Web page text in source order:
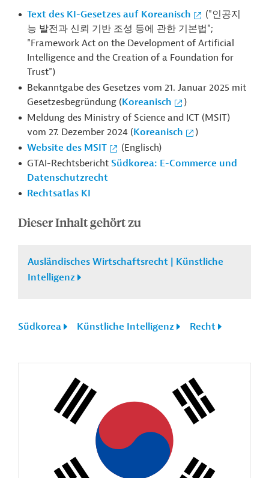
Text des KI-Gesetzes auf Koreanisch
("인공지
능 발전과 신뢰 기반 조성 등에 관한 기본법";
"Framework Act on the Development of Artificial
Intelligence and the Creation of a Foundation for
Trust")
Bekanntgabe des Gesetzes vom 21. Januar 2025 mit
Gesetzesbegründung (Koreanisch
)
Meldung des Ministry of Science and ICT (MSIT)
vom 27. Dezember 2024 (Koreanisch
)
Website des MSIT
(Englisch)
GTAI-Rechtsbericht Südkorea: E-Commerce und
Datenschutzrecht
Rechtsatlas KI
Dieser Inhalt gehört zu
Ausländisches Wirtschaftsrecht | Künstliche
Intelligenz
Südkorea Künstliche Intelligenz Recht